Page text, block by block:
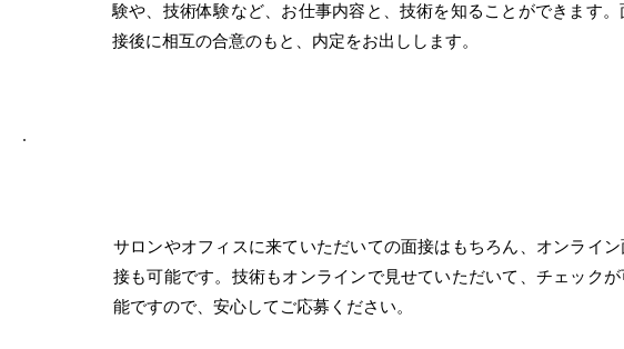
験や、技術体験など、お仕事内容と、技術を知ることができます。
接後に相互の合意のもと、内定をお出しします。
サロンやオフィスに来ていただいての面接はもちろん、オンライン
接も可能です。技術もオンラインで見せていただいて、チェックが
能ですので、安心してご応募ください。